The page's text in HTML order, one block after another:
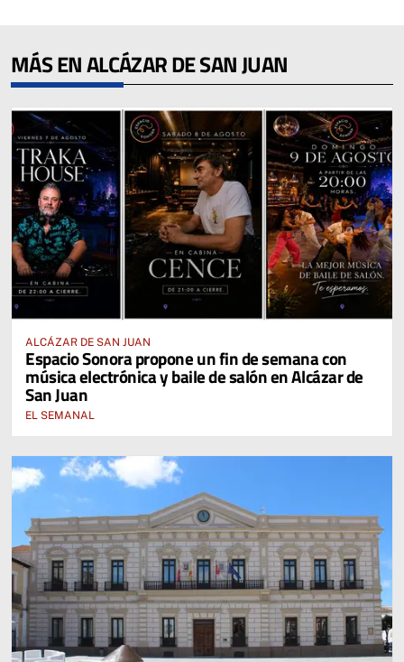
MÁS EN ALCÁZAR DE SAN JUAN
ALCÁZAR DE SAN JUAN
Espacio Sonora propone un fin de semana con
música electrónica y baile de salón en Alcázar de
San Juan
EL SEMANAL